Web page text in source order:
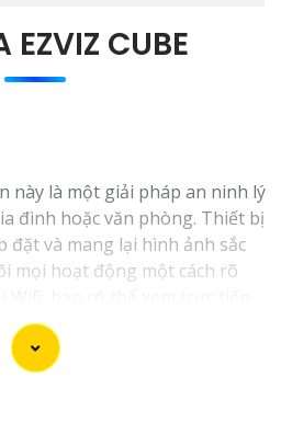
EZVIZ CUBE
này là một giải pháp an ninh lý
đình hoặc văn phòng. Thiết bị
đặt và mang lại hình ảnh sắc
mọi hoạt động một cách rõ
thông qua ứng dụng điện thoại
thông minh giúp quan sát
hình ảnh. Đồng thời, tính năng